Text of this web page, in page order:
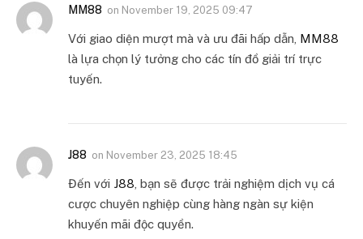
MM88 on November 19, 2025 09:47
Với giao diện mượt mà và ưu đãi hấp dẫn, MM88
là lựa chọn lý tưởng cho các tín đồ giải trí trực
tuyến.
J88 on November 23, 2025 18:45
Đến với J88, bạn sẽ được trải nghiệm dịch vụ cá
cược chuyên nghiệp cùng hàng ngàn sự kiện
khuyến mãi độc quyền.